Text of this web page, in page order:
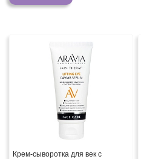
Крем-сыворотка для век с